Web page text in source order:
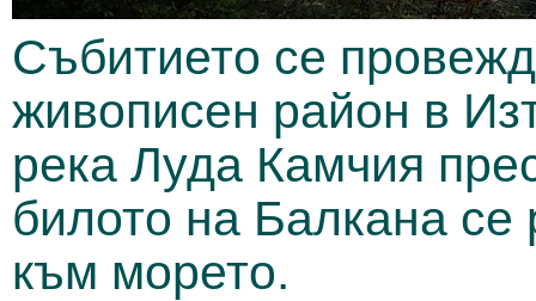
Събитието се
живописен район в
река Луда Камчия
билото на Балкана се
към морето.